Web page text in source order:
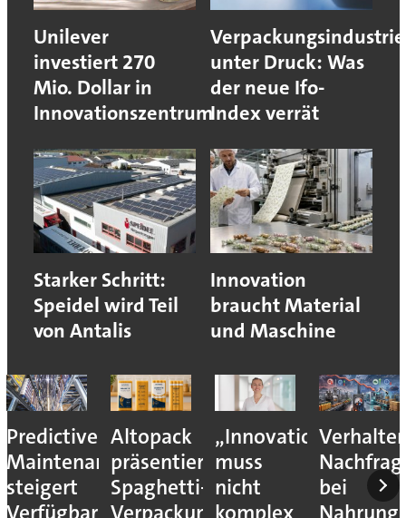
Unilever
investiert 270
Mio. Dollar in
Innovationszentrum
Verpackungsindustrie
unter Druck: Was
der neue Ifo-
Index verrät
Starker Schritt:
Speidel wird Teil
von Antalis
Innovation
braucht Material
und Maschine
Predictive
Maintenance
steigert
Altopack
präsentiert
Spaghetti-
„Innovation
muss
nicht
bei